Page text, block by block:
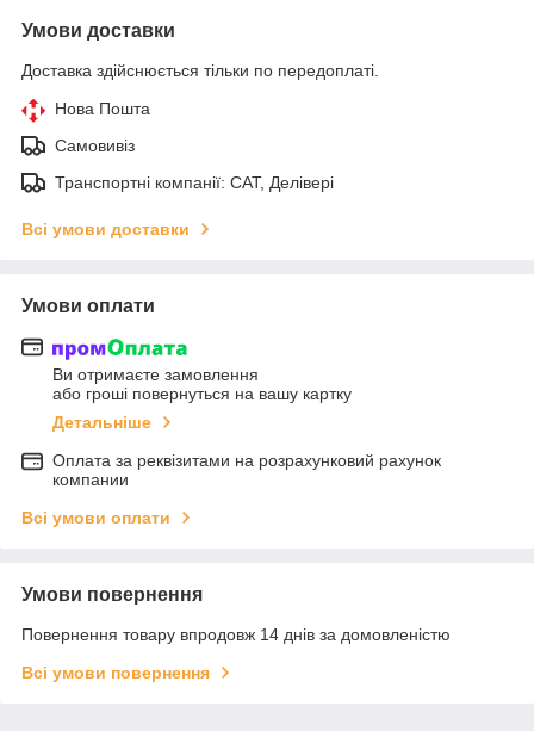
Умови доставки
Доставка здійснюється тільки по передоплаті.
Нова Пошта
Самовивіз
Транспортні компанії: САТ, Делівері
Всі умови доставки
Умови оплати
Ви отримаєте замовлення
або гроші повернуться на вашу картку
Детальніше
Оплата за реквізитами на розрахунковий рахунок
компании
Всі умови оплати
Умови повернення
Повернення товару впродовж 14 днів за домовленістю
Всі умови повернення